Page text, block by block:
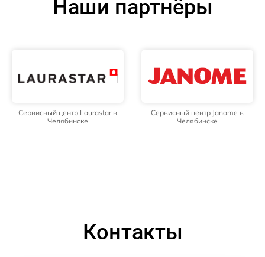
Наши партнёры
Сервисный центр Laurastar в
Челябинске
Сервисный центр Janome в
Челябинске
Контакты